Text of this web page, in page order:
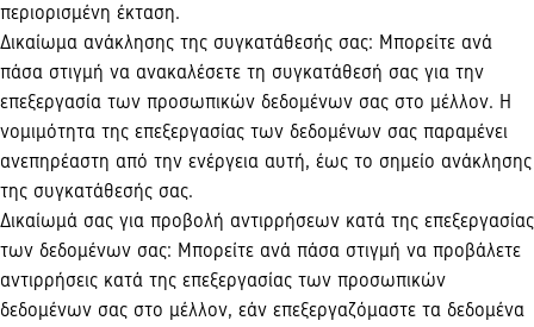
περιορισμένη έκταση.
Δικαίωμα ανάκλησης της συγκατάθεσής σας: Μπορείτε ανά
πάσα στιγμή να ανακαλέσετε τη συγκατάθεσή σας για την
επεξεργασία των προσωπικών δεδομένων σας στο μέλλον. Η
νομιμότητα της επεξεργασίας των δεδομένων σας παραμένει
ανεπηρέαστη από την ενέργεια αυτή, έως το σημείο ανάκλησης
της συγκατάθεσής σας.
Δικαίωμά σας για προβολή αντιρρήσεων κατά της επεξεργασίας
των δεδομένων σας: Μπορείτε ανά πάσα στιγμή να προβάλετε
αντιρρήσεις κατά της επεξεργασίας των προσωπικών
δεδομένων σας στο μέλλον, εάν επεξεργαζόμαστε τα δεδομένα